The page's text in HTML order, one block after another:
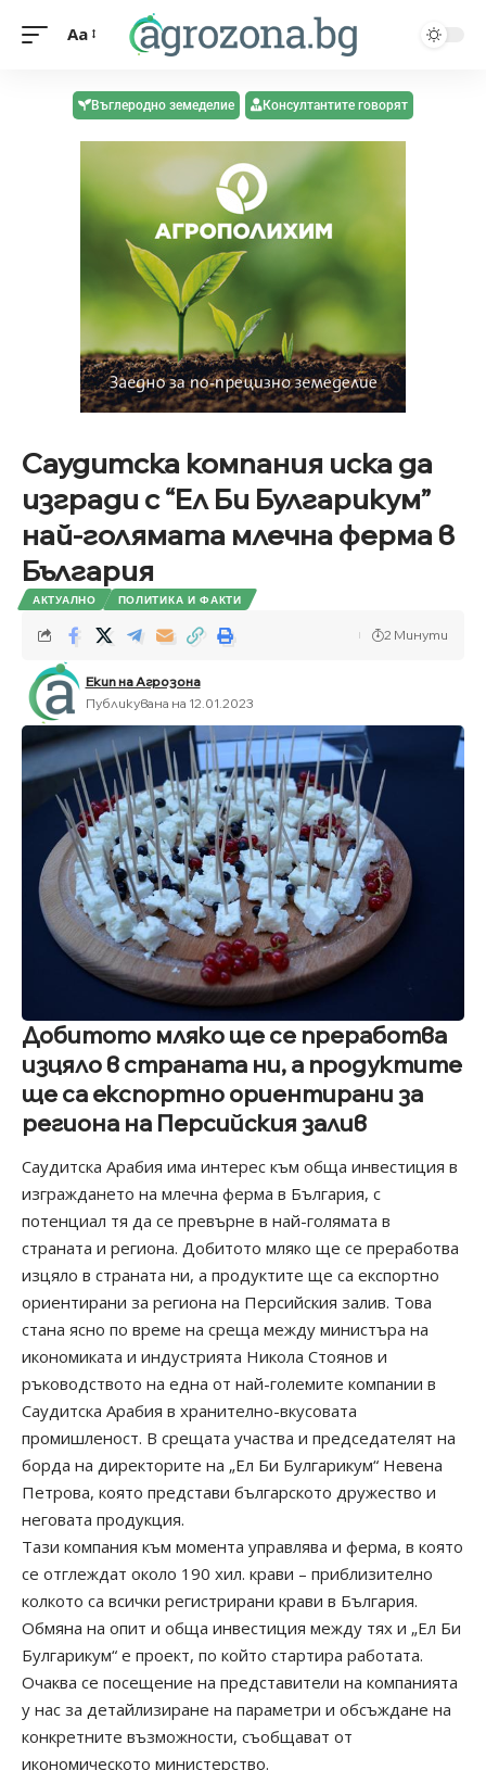
Aa
Въглеродно земеделие Консултантите говорят
Саудитска компания иска да
изгради с “Ел Би Булгарикум”
най-голямата млечна ферма в
България
АКТУАЛНО ПОЛИТИКА И ФАКТИ
Екип на Агрозона
Публикувана на 12.01.2023
2 Минути
Добитото мляко ще се преработва
изцяло в страната ни, а продуктите
ще са експортно ориентирани за
региона на Персийския залив
Саудитска Арабия има интерес към обща инвестиция в
изграждането на млечна ферма в България, с
потенциал тя да се превърне в най-голямата в
страната и региона. Добитото мляко ще се преработва
изцяло в страната ни, а продуктите ще са експортно
ориентирани за региона на Персийския залив. Това
стана ясно по време на среща между министъра на
икономиката и индустрията Никола Стоянов и
ръководството на една от най-големите компании в
Саудитска Арабия в хранително-вкусовата
промишленост. В срещата участва и председателят на
борда на директорите на „Ел Би Булгарикум“ Невена
Петрова, която представи българското дружество и
неговата продукция.
Тази компания към момента управлява и ферма, в която
се отглеждат около 190 хил. крави – приблизително
колкото са всички регистрирани крави в България.
Обмяна на опит и обща инвестиция между тях и „Ел Би
Булгарикум“ е проект, по който стартира работата.
Очаква се посещение на представители на компанията
у нас за детайлизиране на параметри и обсъждане на
конкретните възможности, съобщават от
икономическото министерство.